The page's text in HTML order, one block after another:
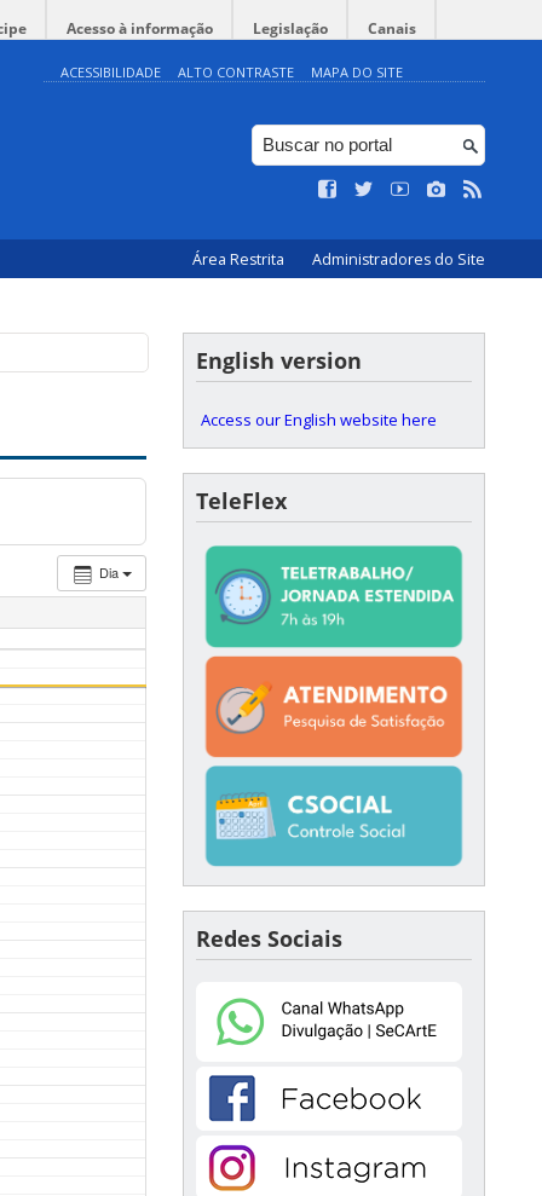
Acesso à informação Legislação Canais
ACESSIBILIDADE ALTO CONTRASTE MAPA DO SITE
Área Restrita Administradores do Site
Dia
English version
Access our English website here
TeleFlex
Redes Sociais